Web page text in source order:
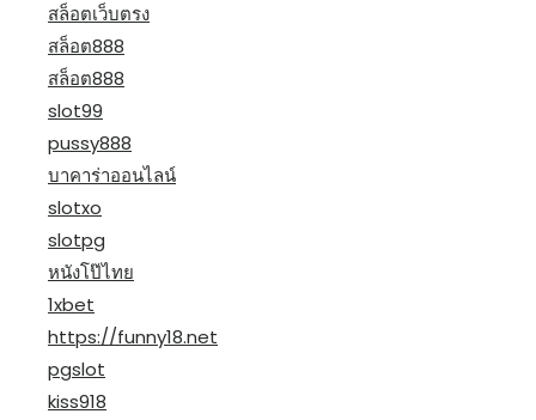
สล็อตเว็บตรง
สล็อต888
สล็อต888
slot99
pussy888
บาคาร่าออนไลน์
slotxo
slotpg
หนังโป๊ไทย
1xbet
https://funny18.net
pgslot
kiss918